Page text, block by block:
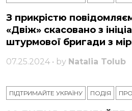
З прикрістю
«Двіж» скасовано з
штурмової бригади з
07.25.2024 • by Natalia Tolub
ПІДТРИМАЙТЕ УКРАЇНУ ПОДІЯ